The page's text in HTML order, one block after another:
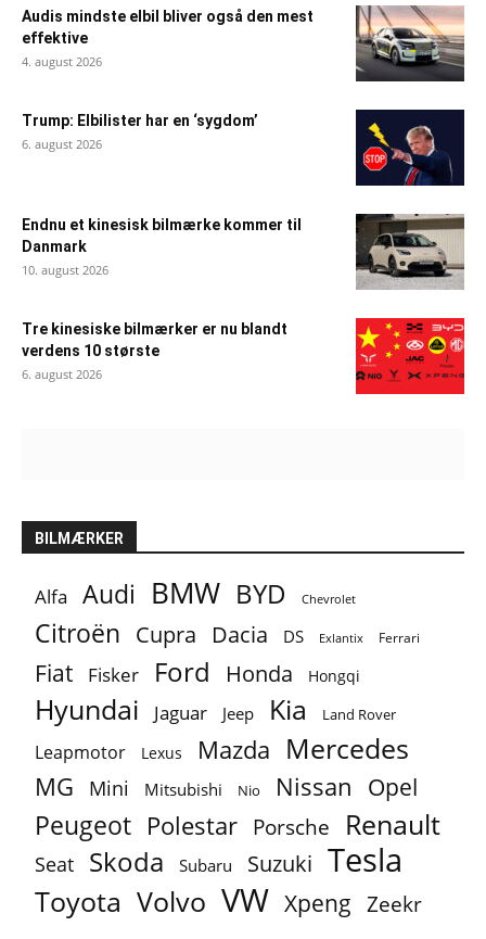
Audis mindste elbil bliver også den mest
effektive
4. august 2026
Trump: Elbilister har en ‘sygdom’
6. august 2026
Endnu et kinesisk bilmærke kommer til
Danmark
10. august 2026
Tre kinesiske bilmærker er nu blandt
verdens 10 største
6. august 2026
BILMÆRKER
Alfa Audi BMW BYD Chevrolet
Citroën Cupra Dacia DS Exlantix Ferrari
Fiat Fisker Ford Honda Hongqi
Hyundai Jaguar Jeep Kia Land Rover
Leapmotor Lexus Mazda Mercedes
MG Mini Mitsubishi Nio Nissan Opel
Peugeot Polestar Porsche Renault
Seat Skoda Subaru Suzuki Tesla
Toyota Volvo VW Xpeng Zeekr